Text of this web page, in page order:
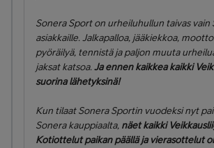
Sonera Sport on urheiluhullun taivas vain
asiakkaille. Jalkapalloa, jääkiekkoa,
pyöräilyä, tennistä ja paljon muuta
jaksat katsoa. Ja ennen kaikkea kaikki
suorina lähetyksinä!
Kun tilaat Sonera Sportin vuodeksi nyt
Sonera kauppiaalta, näet kaikki
Kotiottelut paikan päällä ja vierasottelut